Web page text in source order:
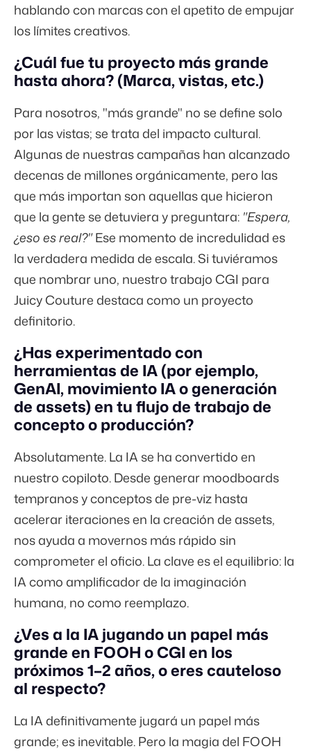
hablando con marcas con el apetito de empujar
los límites creativos.
¿Cuál fue tu proyecto más grande
hasta ahora? (Marca, vistas, etc.)
Para nosotros, "más grande" no se define solo
por las vistas; se trata del impacto cultural.
Algunas de nuestras campañas han alcanzado
decenas de millones orgánicamente, pero las
que más importan son aquellas que hicieron
que la gente se detuviera y preguntara: "Espera,
¿eso es real?"Ese momento de incredulidad es
la verdadera medida de escala. Si tuviéramos
que nombrar uno, nuestro trabajo CGI para
Juicy Couture destaca como un proyecto
definitorio.
¿Has experimentado con
herramientas de IA (por ejemplo,
GenAI, movimiento IA o generación
de assets) en tu flujo de trabajo de
concepto o producción?
Absolutamente. La IA se ha convertido en
nuestro copiloto. Desde generar moodboards
tempranos y conceptos de pre-viz hasta
acelerar iteraciones en la creación de assets,
nos ayuda a movernos más rápido sin
comprometer el oficio. La clave es el equilibrio: la
IA como amplificador de la imaginación
humana, no como reemplazo.
¿Ves a la IA jugando un papel más
grande en FOOH o CGI en los
próximos 1–2 años, o eres cauteloso
al respecto?
La IA definitivamente jugará un papel más
grande; es inevitable. Pero la magia del FOOH